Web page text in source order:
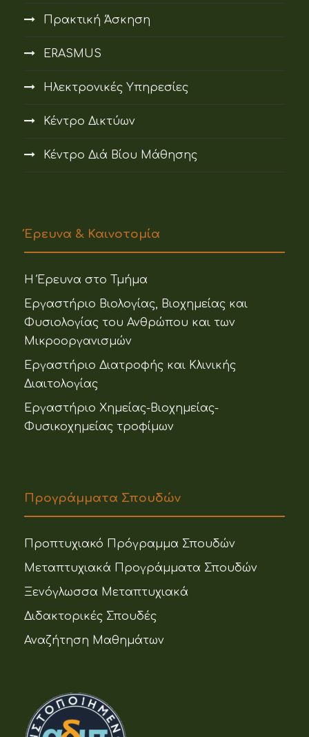
Πρακτική Άσκηση
ERASMUS
Ηλεκτρονικές Υπηρεσίες
Κέντρο Δικτύων
Κέντρο Διά Βίου Μάθησης
Έρευνα & Καινοτομία
Η Έρευνα στο Τμήμα
Εργαστήριο Βιολογίας, Βιοχημείας και
Φυσιολογίας του Ανθρώπου και των
Μικροοργανισμών
Εργαστήριο Διατροφής και Κλινικής
Διαιτολογίας
Εργαστήριο Χημείας-Βιοχημείας-
Φυσικοχημείας τροφίμων
Προγράμματα Σπουδών
Προπτυχιακό Πρόγραμμα Σπουδών
Μεταπτυχιακά Προγράμματα Σπουδών
Ξενόγλωσσα Μεταπτυχιακά
Διδακτορικές Σπουδές
Αναζήτηση Μαθημάτων